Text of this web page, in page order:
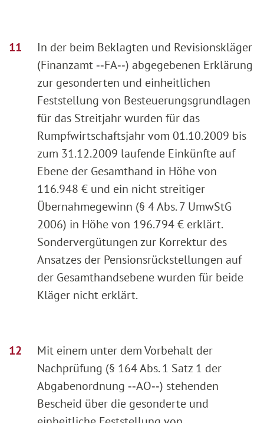
In der beim Beklagten und Revisionskläger
(Finanzamt ‑‑FA‑‑) abgegebenen Erklärung
zur gesonderten und einheitlichen
Feststellung von Besteuerungsgrundlagen
für das Streitjahr wurden für das
Rumpfwirtschaftsjahr vom 01.10.2009 bis
zum 31.12.2009 laufende Einkünfte auf
Ebene der Gesamthand in Höhe von
116.948 € und ein nicht streitiger
Übernahmegewinn (§ 4 Abs. 7 UmwStG
2006) in Höhe von 196.794 € erklärt.
Sondervergütungen zur Korrektur des
Ansatzes der Pensionsrückstellungen auf
der Gesamthandsebene wurden für beide
Kläger nicht erklärt.
Mit einem unter dem Vorbehalt der
Nachprüfung (§ 164 Abs. 1 Satz 1 der
Abgabenordnung ‑‑AO‑‑) stehenden
Bescheid über die gesonderte und